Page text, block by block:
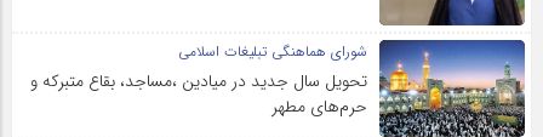
شورای هماهنگی تبلیغات اسلامی
تحویل سال‌ جدید در میادین ،مساجد، بقاع متبرکه‌ و
حرم‌های‌ مطهر